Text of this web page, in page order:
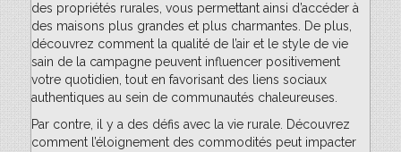
des propriétés rurales, vous permettant ainsi d’accéder à
des maisons plus grandes et plus charmantes. De plus,
découvrez comment la qualité de l’air et le style de vie
sain de la campagne peuvent influencer positivement
votre quotidien, tout en favorisant des liens sociaux
authentiques au sein de communautés chaleureuses.
Par contre, il y a des défis avec la vie rurale. Découvrez
comment l’éloignement des commodités peut impacter